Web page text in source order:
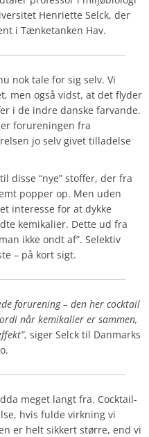
Henriette Selck, der
i Tænketanken Hav.
nok tale for sig selv. Vi
men også vidst, at det flyder
i de indre danske farvande.
forureningen fra
jo selv givet tilladelse
disse “nye” stoffer, der fra
popper op. Men uden
interesse for at dykke
kemikalier. Dette ud fra
ikke ondt af”. Selektiv
– på kort sigt.
forurening – den her cocktail
når kemikalier er sammen,
, siger Selck til Danmarks
meget langt fra. Cocktail-
hvis fulde virkning vi
er helt sikkert større, end vi